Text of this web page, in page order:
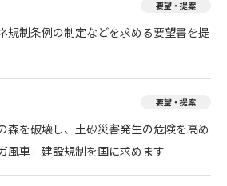
要望・提案
規制条例の制定などを求める要望書を提
要望・提案
森を破壊し、土砂災害発生の危険を高め
風車」建設規制を国に求めます